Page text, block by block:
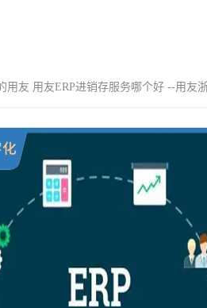
用友 用友ERP进销存服务哪个好 --用友